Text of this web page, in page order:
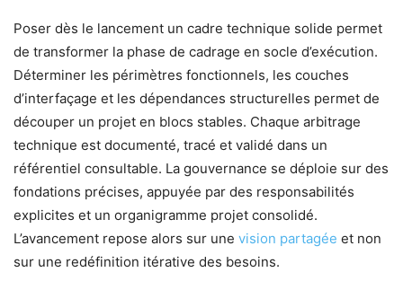
Poser dès le lancement un cadre technique solide permet
de transformer la phase de cadrage en socle d’exécution.
Déterminer les périmètres fonctionnels, les couches
d’interfaçage et les dépendances structurelles permet de
découper un projet en blocs stables. Chaque arbitrage
technique est documenté, tracé et validé dans un
référentiel consultable. La gouvernance se déploie sur des
fondations précises, appuyée par des responsabilités
explicites et un organigramme projet consolidé.
L’avancement repose alors sur une vision partagée et non
sur une redéfinition itérative des besoins.